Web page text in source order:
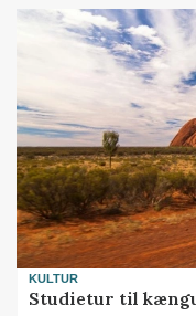
KULTUR
Studietur til